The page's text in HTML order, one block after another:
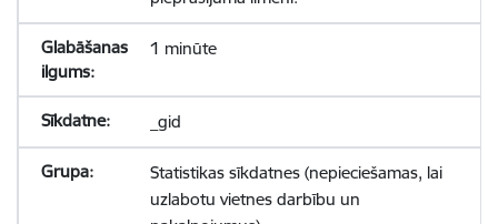
1 minūte
_gid
Statistikas sīkdatnes (nepieciešamas, lai
uzlabotu vietnes darbību un